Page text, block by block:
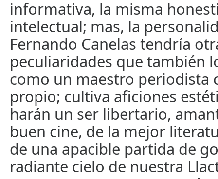
informativa, la misma
intelectual; mas, la
Fernando Canelas tendría
peculiaridades que también
como un maestro periodista
propio; cultiva aficiones
harán un ser libertario,
buen cine, de la mejor
de una apacible partida de
radiante cielo de nuestra